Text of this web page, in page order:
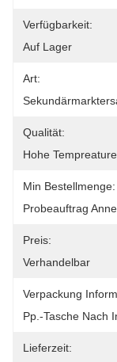
Verfügbarkeit:
Auf Lager
Art:
Qualität:
Hohe
Min Bestellmenge:
Probeauftrag
Preis:
Verhandelbar
Verpackung
Pp.-Tasche Nach
Lieferzeit: